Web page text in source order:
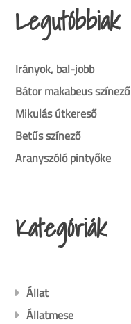
Legutóbbiak
Irányok, bal-jobb
Bátor makabeus színező
Mikulás útkereső
Betűs színező
Aranyszóló pintyőke
Kategóriák
Állat
Állatmese